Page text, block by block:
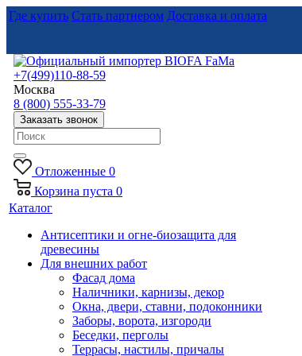
Где купить Стать партнером Доставка и оплата
+7(499)110-88-59
Москва
8 (800) 555-33-79
Заказать звонок
Отложенные 0
Корзина пуста 0
Каталог
Антисептики и огне-биозащита для
древесины
Для внешних работ
Фасад дома
Наличники, карнизы, декор
Окна, двери, ставни, подоконники
Заборы, ворота, изгороди
Беседки, перголы
Террасы, настилы, причалы